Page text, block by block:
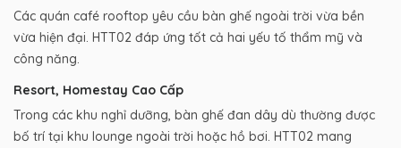
Các quán café rooftop yêu cầu bàn ghế ngoài trời vừa bền
vừa hiện đại. HTT02 đáp ứng tốt cả hai yếu tố thẩm mỹ và
công năng.
Resort, Homestay Cao Cấp
Trong các khu nghỉ dưỡng, bàn ghế đan dây dù thường được
bố trí tại khu lounge ngoài trời hoặc hồ bơi. HTT02 mang